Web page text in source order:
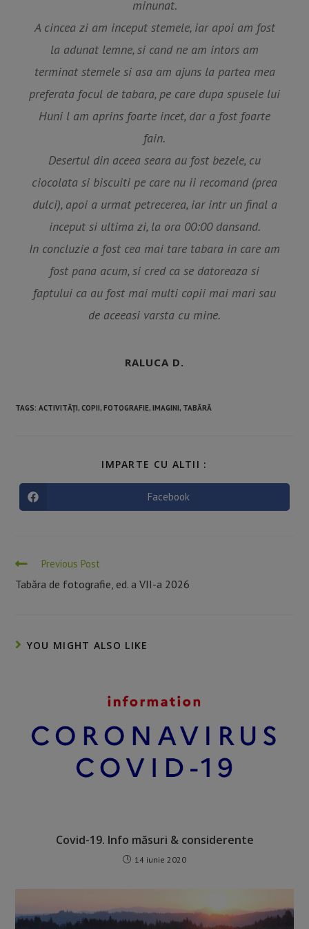
minunat.
A cincea zi am inceput stemele, iar apoi am fost
la adunat lemne, si cand ne am intors am
terminat stemele si asa am ajuns la partea mea
preferata focul de tabara, pe care dupa spusele lui
Huni l am aprins foarte incet, dar a fost foarte
fain.
Desertul din aceea seara au fost bezele, cu
ciocolata si biscuiti pe care nu ii recomand (prea
dulci), apoi a urmat petrecerea, iar intr un final a
inceput si ultima zi, la ora 00:00 dansand.
In concluzie a fost cea mai tare tabara in care am
fost pana acum, si cred ca se datoreaza si
faptului ca au fost mai multi copii mai mari sau
de aceeasi varsta cu mine.
RALUCA D.
TAGS:ACTIVITĂȚI, COPII, FOTOGRAFIE, IMAGINI, TABĂRĂ
IMPARTE CU ALTII :
Facebook
Previous Post
Tabăra de fotografie, ed. a VII-a 2026
YOU MIGHT ALSO LIKE
Covid-19. Info măsuri & considerente
14 iunie 2020